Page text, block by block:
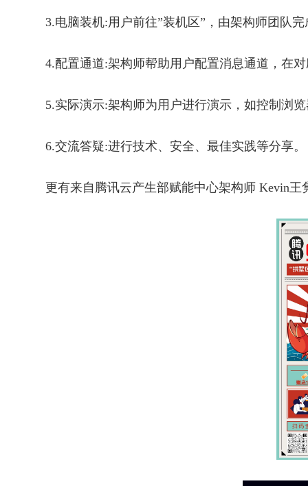
3.电脑装机:用户前往”装机区”，由架构师团队
4.配置通道:架构师帮助用户配置消息通道，在
5.实际演示:架构师为用户进行演示，如控制浏
6.交流答疑:进行技术、安全、最佳实践等分享。
更有来自腾讯云产生部赋能中心架构师 Kevin